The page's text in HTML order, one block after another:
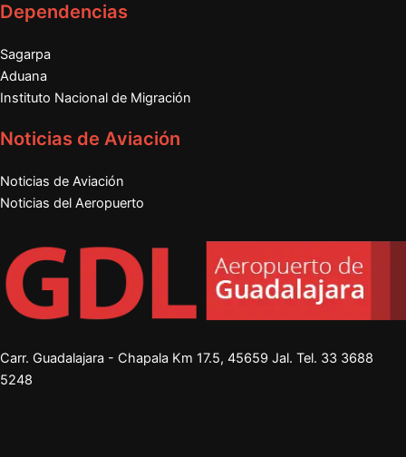
Dependencias
Sagarpa
Aduana
Instituto Nacional de Migración
Noticias de Aviación
Noticias de Aviación
Noticias del Aeropuerto
Carr. Guadalajara - Chapala Km 17.5, 45659 Jal. Tel. 33 3688
5248